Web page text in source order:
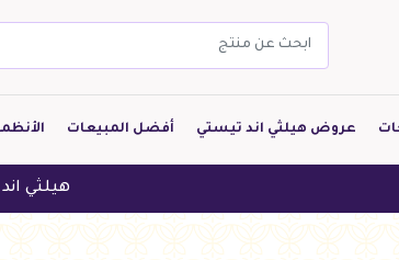
عروض هيلثي اند تيستي أفضل المبيعات
كيتو
هيلثي اند